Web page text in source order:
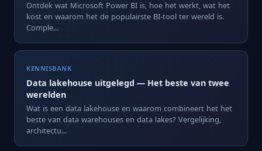
Ontdek wat Microsoft Power BI is, hoe het werkt, wat het
kost en waarom het de populairste BI-tool ter wereld is.
Comple...
KENNISBANK
Data lakehouse uitgelegd — Het beste van twee
werelden
Wat is een data lakehouse en waarom combineert het het
beste van data warehouses en data lakes? Vergelijking,
architectu...